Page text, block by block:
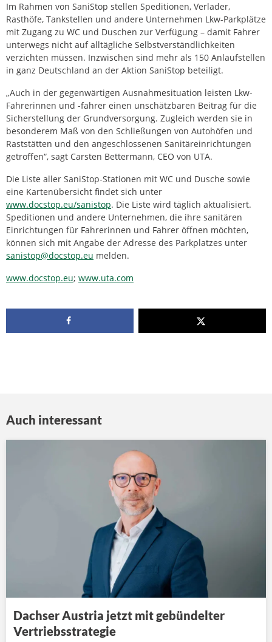
Im Rahmen von SaniStop stellen Speditionen, Verlader,
Rasthöfe, Tankstellen und andere Unternehmen Lkw-Parkplätze
mit Zugang zu WC und Duschen zur Verfügung – damit Fahrer
unterwegs nicht auf alltägliche Selbstverständlichkeiten
verzichten müssen. Inzwischen sind mehr als 150 Anlaufstellen
in ganz Deutschland an der Aktion SaniStop beteiligt.
„Auch in der gegenwärtigen Ausnahmesituation leisten Lkw-
Fahrerinnen und -fahrer einen unschätzbaren Beitrag für die
Sicherstellung der Grundversorgung. Zugleich werden sie in
besonderem Maß von den Schließungen von Autohöfen und
Raststätten und den angeschlossenen Sanitäreinrichtungen
getroffen“, sagt Carsten Bettermann, CEO von UTA.
Die Liste aller SaniStop-Stationen mit WC und Dusche sowie
eine Kartenübersicht findet sich unter
www.docstop.eu/sanistop. Die Liste wird täglich aktualisiert.
Speditionen und andere Unternehmen, die ihre sanitären
Einrichtungen für Fahrerinnen und Fahrer öffnen möchten,
können sich mit Angabe der Adresse des Parkplatzes unter
sanistop@docstop.eu melden.
www.docstop.eu; www.uta.com
Auch interessant
Dachser Austria jetzt mit gebündelter
Vertriebsstrategie